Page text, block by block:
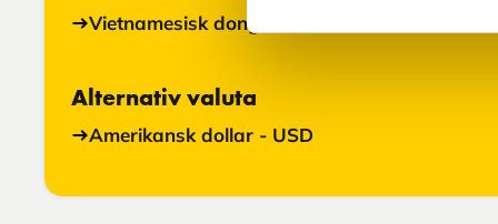
Vietnamesisk dong - VND
Alternativ valuta
Amerikansk dollar - USD